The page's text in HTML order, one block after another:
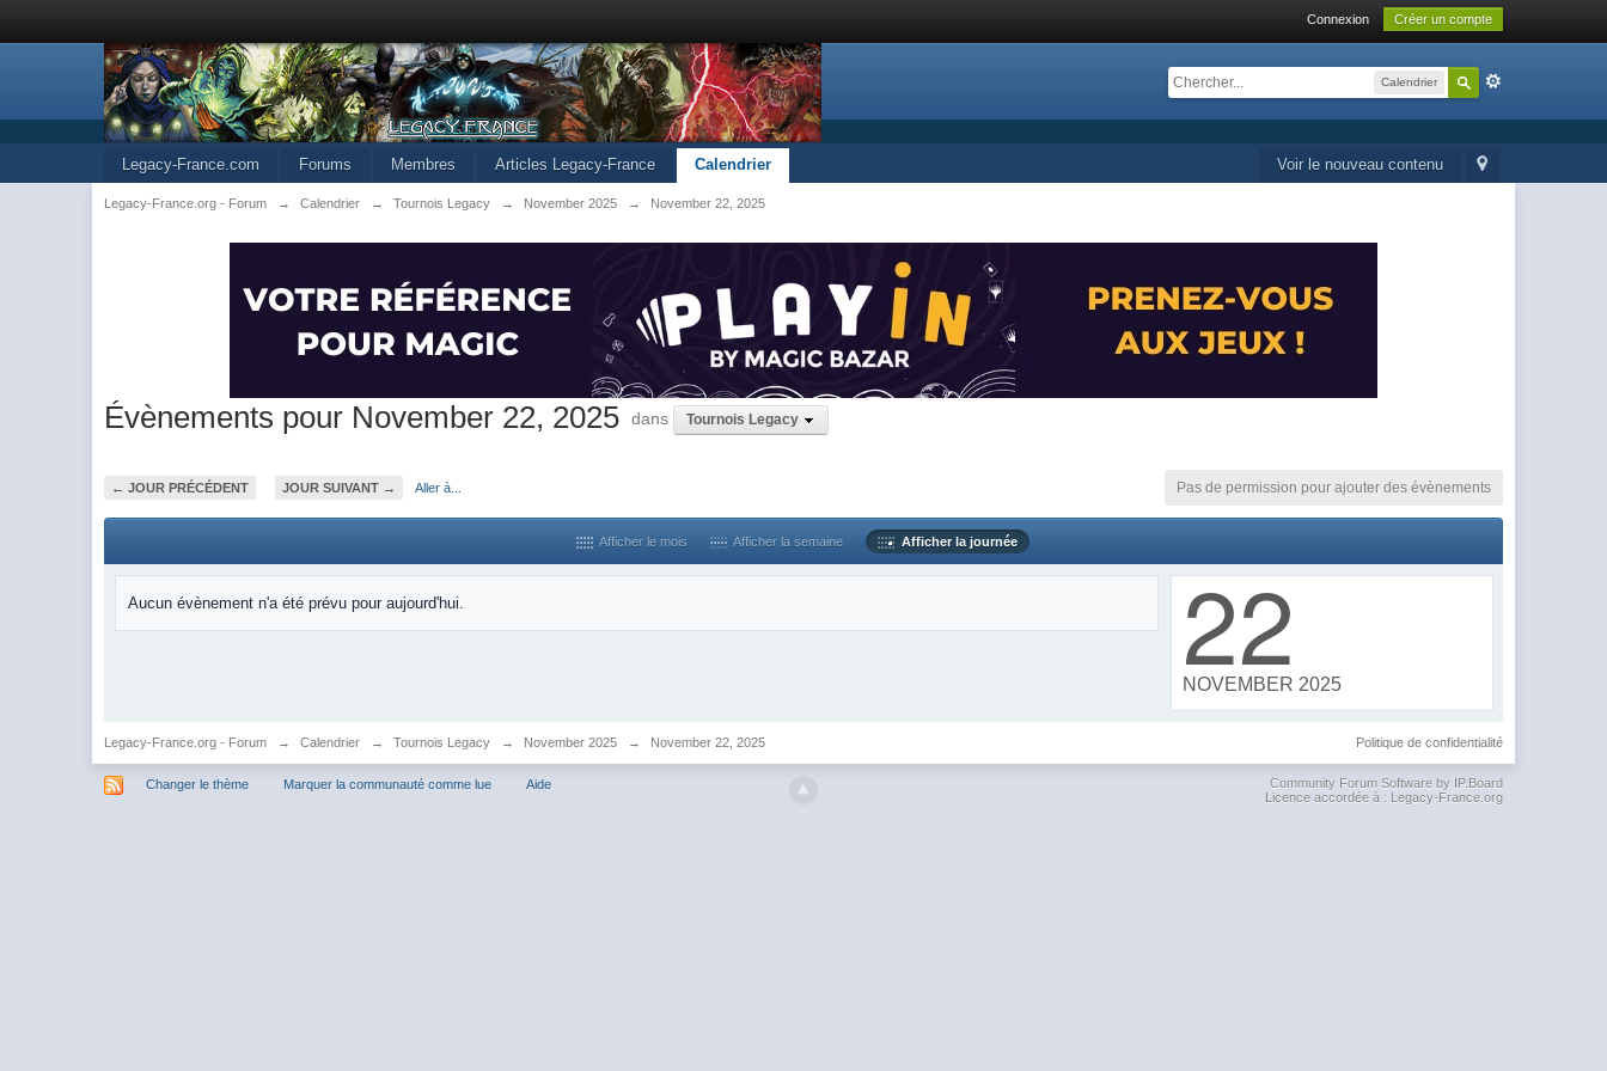
Connexion Créer un compte
Calendrier
Voir le nouveau contenu
Legacy-France.com Forums Membres Articles Legacy-France Calendrier
Legacy-France.org - Forum → Calendrier → Tournois Legacy → November 2025 → November 22, 2025
Évènements pour November 22, 2025 dans Tournois Legacy
← JOUR PRÉCÉDENT JOUR SUIVANT → Aller à... Pas de permission pour ajouter des évènements
Afficher le mois Afficher la semaine Afficher la journée
Aucun évènement n'a été prévu pour aujourd'hui. 22
NOVEMBER 2025
Legacy-France.org - Forum → Calendrier → Tournois Legacy → November 2025 → November 22, 2025 Politique de confidentialité
Changer le thème Marquer la communauté comme lue Aide
Community Forum Software by IP.Board
Licence accordée à : Legacy-France.org